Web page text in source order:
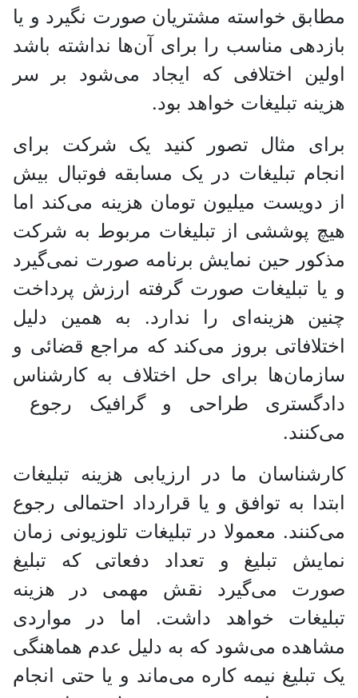
مطابق خواسته مشتریان صورت نگیرد و یا
بازدهی مناسب را برای آن‌ها نداشته باشد
اولین اختلافی که ایجاد می‌شود بر سر
هزینه تبلیغات خواهد بود.
برای مثال تصور کنید یک شرکت برای
انجام تبلیغات در یک مسابقه فوتبال بیش
از دویست میلیون تومان هزینه می‌کند اما
هیچ پوششی از تبلیغات مربوط به شرکت
مذکور حین نمایش برنامه صورت نمی‌گیرد
و یا تبلیغات صورت گرفته ارزش پرداخت
چنین هزینه‌ای را ندارد. به همین دلیل
اختلافاتی بروز می‌کند که مراجع قضائی و
سازمان‌ها برای حل اختلاف به کارشناس
دادگستری طراحی و گرافیک رجوع
می‌کنند.
کارشناسان ما در ارزیابی هزینه تبلیغات
ابتدا به توافق و یا قرارداد احتمالی رجوع
می‌کنند. معمولا در تبلیغات تلوزیونی زمان
نمایش تبلیغ و تعداد دفعاتی که تبلیغ
صورت می‌گیرد نقش مهمی در هزینه
تبلیغات خواهد داشت. اما در مواردی
مشاهده می‌شود که به دلیل عدم هماهنگی
یک تبلیغ نیمه کاره می‌ماند و یا حتی انجام